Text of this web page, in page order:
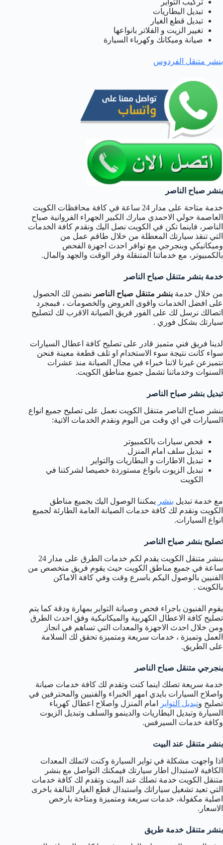
تركيب التواير
تبديل البطاريات
تبديل قطع الغيار
تغيير الزيت و الفلاتر بانواعها
صيانة وميكانك وكهرباء السيارة
بنشر متنقل الفردوس
بنشر صباح الناصر
خدمة متاحة على مدار 24 ساعة في كافة محافظات الكويت
العاصمة حولي الاحمدي مبارك الكبير الجهراء الفروانية صباح
الناصر، فاينما تكن في الكويت نصل اليك ونقدم كافة الخدمات
التي تنقذ سيارتك المعطلة من خلال طاقم عمل من
وميكانيكي وبنجرجي مع توافر احدث اجهزة الفحص
بالكمبيوتر، مع خدماتنا المتنقلة وفر الوقت والجهد والمال.
خدمة بنشر متنقل صباح الناصر
من خلال خدمة بنشر متنقل صباح الناصر نضمن لك الحصول
على افضل الخدمات واقوى العروض والخصومات ، فبمجرد
اتصالك نرسل لك على الفور فريق الصيانة الاقرب لك لتصليح
سيارتك بشكل فوري .
لدينا فريق فني متميز قادر على تصليح كافة اعطال السيارات
سواء كانت نتيجة سوء الاستخدام او تلف قطعة معينة فنحن
نتميزعن غيرنا لاننا خبراء في مجال الصيانة منذ عشرات
السنوات وخدماتنا تشمل جميع مناطق الكويت.
تبديل بنشر صباح الناصر
بنشر صباح الناصر متنقل الكويت نعمل على تصليح جميع انواع
السيارات في اي وقت من اليوم ونقدم الخدمات الاتية:
فحص سيارات بالكمبيوتر
تبديل سلف امام المنزل
تبديل الاطارات و البطاريات والتواير
تبديل الزيوت بانواع مستوردة خصيصا لشركتنا في
الكويت
مع خدمة تبديل بنشر يمكننا الوصول اليك بجميع مناطق
الكويت ونقدم لك كافة خدمات الصيانة العامة الطارئة لجميع
انواع السيارات.
تصليح بنشر صباح الناصر
بنشر متنقل الكويت يقدم لكم خدمات الطرق على مدار 24
ساعة في جميع مناطق الكويت حيث يقوم فريق متخصص من
الفنيين بالوصول اليكم باسرع وقت وفي كافة الاماكن
بالكويت .
يقوم الفنيون باجراء فحص وصيانة التواير بمهارة ودقة كما يتم
تصليح كافة الاعطال الكهربية والميكانيكية وفق احدث الطرق
ومن خلال احدث الاجهزة والمعدات التي تساهم في انجاز
العمل وتميزة ، خدمات سريعة ومتميزة تحقق لك السلامة
على الطريق.
بنجرجي متنقل صباح الناصر
خدمة سريعة تصلك اينما كنت وتقدم لك كافة خدمات صيانة
واصلاح السيارات بايدي امهر الخبراء والفنيين والمحترفين في
تصليح وتبديل التواير
امام المنزل واصلاح اعطال كهرباء
السيارة وتبديل البطاريات والدينمو والسلف وتبديل الزيوت
وكافة خدمات السيرفس.
بنشر متنقل عند البيت
اذا واجهت مشكلة في تواير السيارة وكنت لاتملك المعدات
الكافية لاستبدال اطار سيارتك فيمكنك التواصل مع بنشر
متنقل الكويت خدمة تصلك عند البيت وتقدم لك كافة خدمات
التي تعيد تشغيل سياراتك واستبدال قطع الغيار التالفة باخرى
اصلية مكفولة، خدمات سريعة ومتميزة ومتاحة بارخص
الاسعار.
بنشر متنقل خدمة طريق